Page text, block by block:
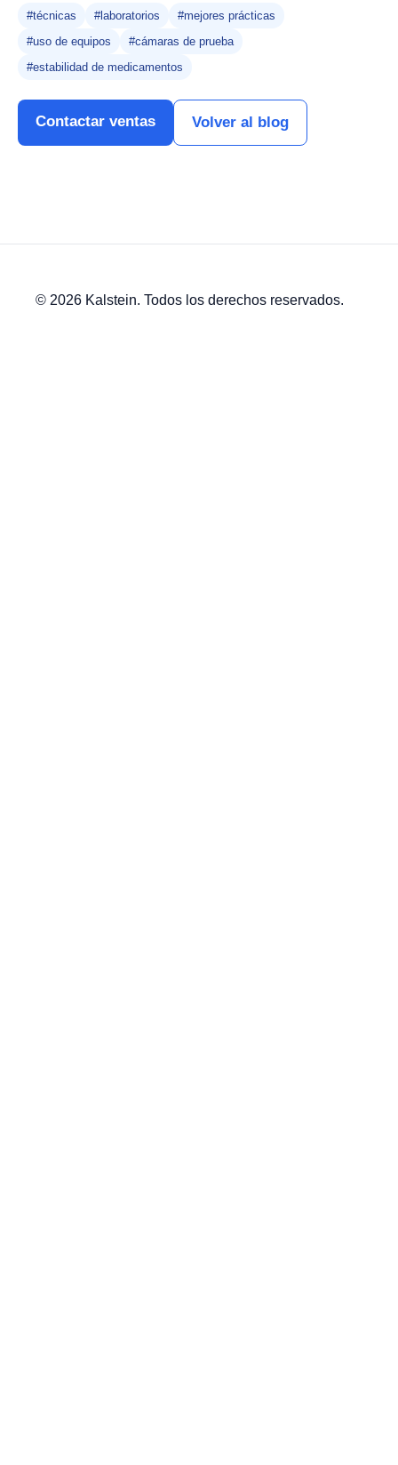
#técnicas #laboratorios
#mejores prácticas
#uso de equipos
#cámaras de prueba
#estabilidad de medicamentos
Contactar ventas Volver al blog
© 2026 Kalstein. Todos los derechos reservados.